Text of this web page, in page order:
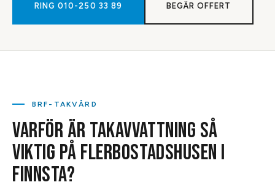
RING010-250 33 89 BEGÄR OFFERT
BRF-TAKVÅRD
VARFÖR ÄR TAKAVVATTNING SÅ
VIKTIG PÅ FLERBOSTADSHUSEN I
FINNSTA?